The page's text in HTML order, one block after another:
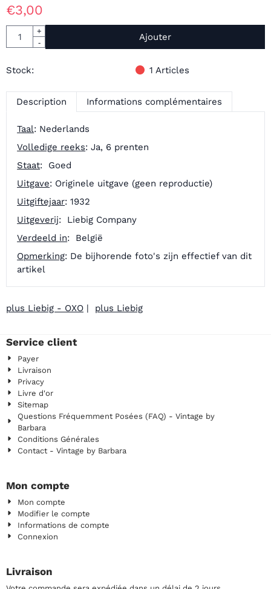
€3,00
Quantité
+
-
Ajouter
Stock: 1 Articles
Description Informations complémentaires
Taal: Nederlands
Volledige reeks: Ja, 6 prenten
Staat: Goed
Uitgave: Originele uitgave (geen reproductie)
Uitgiftejaar: 1932
Uitgeverij: Liebig Company
Verdeeld in: België
Opmerking: De bijhorende foto's zijn effectief van dit
artikel
plus Liebig - OXO | plus Liebig
Service client
Payer
Livraison
Privacy
Livre d'or
Sitemap
Questions Fréquemment Posées (FAQ) - Vintage by
Barbara
Conditions Générales
Contact - Vintage by Barbara
Mon compte
Mon compte
Modifier le compte
Informations de compte
Connexion
Livraison